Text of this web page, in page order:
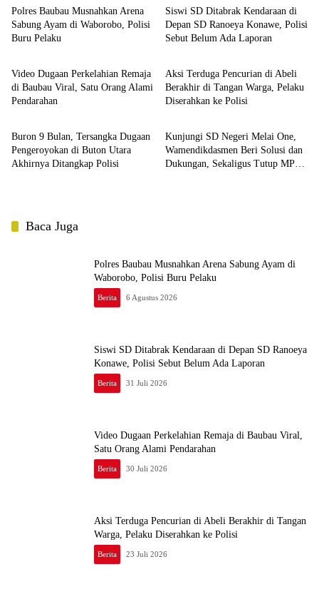
Polres Baubau Musnahkan Arena
Sabung Ayam di Waborobo, Polisi
Buru Pelaku
Siswi SD Ditabrak Kendaraan di
Depan SD Ranoeya Konawe, Polisi
Sebut Belum Ada Laporan
Berita
Video Dugaan Perkelahian Remaja
di Baubau Viral, Satu Orang Alami
Pendarahan
Berita
Aksi Terduga Pencurian di Abeli
Berakhir di Tangan Warga, Pelaku
Diserahkan ke Polisi
Berita
Buron 9 Bulan, Tersangka Dugaan
Pengeroyokan di Buton Utara
Akhirnya Ditangkap Polisi
Berita
Kunjungi SD Negeri Melai One,
Wamendikdasmen Beri Solusi dan
Dukungan, Sekaligus Tutup MPLS
Baca Juga
Polres Baubau Musnahkan Arena Sabung Ayam di
Waborobo, Polisi Buru Pelaku
Berita 6 Agustus 2026
Siswi SD Ditabrak Kendaraan di Depan SD Ranoeya
Konawe, Polisi Sebut Belum Ada Laporan
Berita 31 Juli 2026
Video Dugaan Perkelahian Remaja di Baubau Viral,
Satu Orang Alami Pendarahan
Berita 30 Juli 2026
Aksi Terduga Pencurian di Abeli Berakhir di Tangan
Warga, Pelaku Diserahkan ke Polisi
Berita 23 Juli 2026